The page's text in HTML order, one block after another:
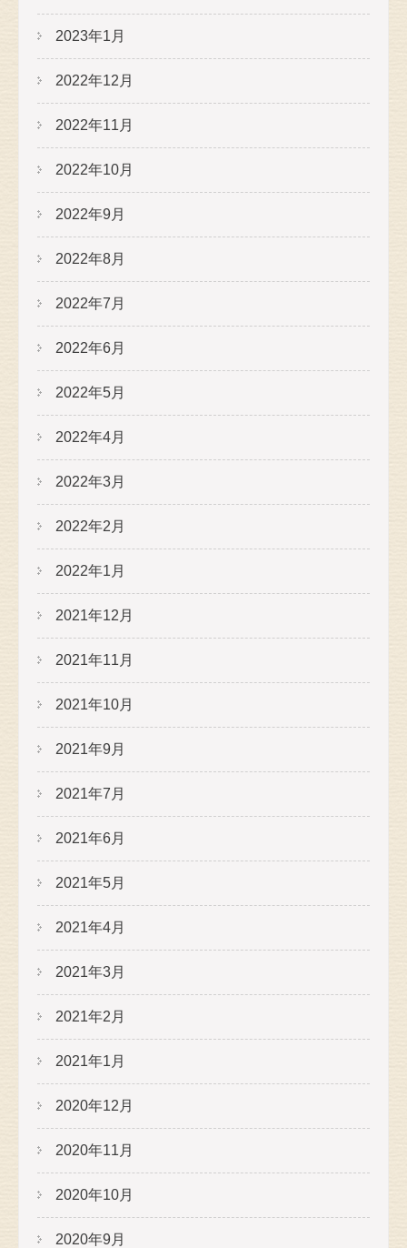
2023年1月
2022年12月
2022年11月
2022年10月
2022年9月
2022年8月
2022年7月
2022年6月
2022年5月
2022年4月
2022年3月
2022年2月
2022年1月
2021年12月
2021年11月
2021年10月
2021年9月
2021年7月
2021年6月
2021年5月
2021年4月
2021年3月
2021年2月
2021年1月
2020年12月
2020年11月
2020年10月
2020年9月